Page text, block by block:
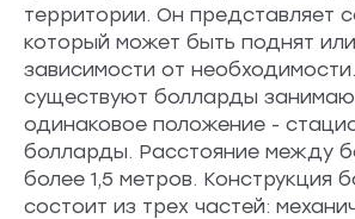
территории. Он представляет
который может быть поднят
зависимости от
существуют болларды
одинаковое положение -
болларды. Расстояние между
более 1,5 метров. Конструкция
состоит из трех частей: